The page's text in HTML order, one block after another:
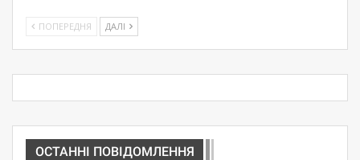
ПОПЕРЕДНЯ ДАЛІ
ОСТАННІ ПОВІДОМЛЕННЯ